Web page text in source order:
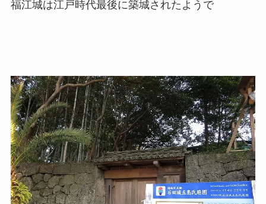
福江城は江戸時代最後に築城されたようで